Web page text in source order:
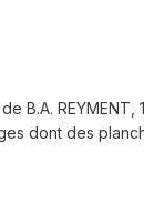
B.A. REYMENT,
dont des